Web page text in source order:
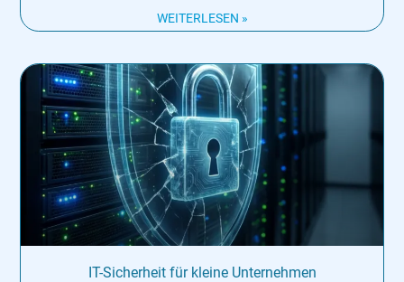
WEITERLESEN »
IT-Sicherheit für kleine Unternehmen